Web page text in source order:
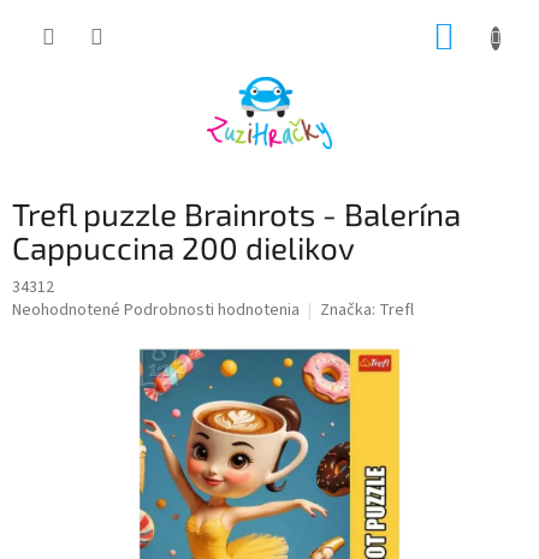
Trefl puzzle Brainrots - Balerína
Cappuccina 200 dielikov
34312
Priemerné
Neohodnotené Podrobnosti hodnotenia Značka: Trefl